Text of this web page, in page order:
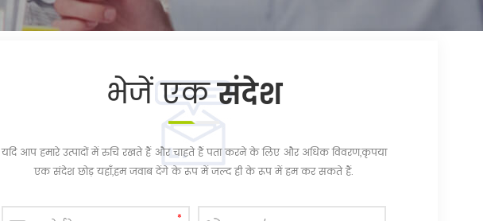
भेजें एकसंदेश
यदि आप हमारे उत्पादों में रुचि रखते हैं और चाहते हैं पता करने के लिए और अधिक विवरण,कृपया
एक संदेश छोड़ यहाँ,हम जवाब देंगे के रूप में जल्द ही के रूप में हम कर सकते हैं.